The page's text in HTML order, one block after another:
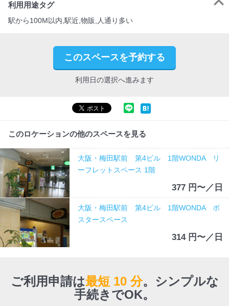
利用用途タグ
駅から100M以内,駅近,物販,人通り多い
このスペースを予約する
利用日の選択へ進みます
このロケーションの他のスペースを見る
大阪・梅田駅前 第4ビル 1階WONDA リ
ーフレットスペース 1階
377 円〜／日
大阪・梅田駅前 第4ビル 1階WONDA ポ
スタースペース
314 円〜／日
ご利用申請は最短 10 分。 シンプルな
手続きでOK。